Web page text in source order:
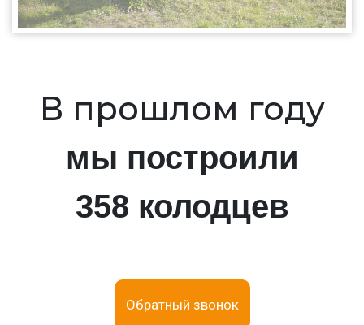
В прошлом году
мы построили
358 колодцев
Обратный звонок